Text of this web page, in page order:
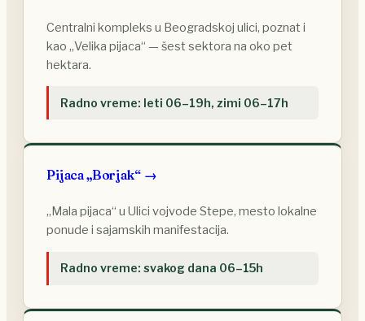
Centralni kompleks u Beogradskoj ulici, poznat i
kao „Velika pijaca“ — šest sektora na oko pet
hektara.
Radno vreme: leti 06–19h, zimi 06–17h
Pijaca „Borjak“
„Mala pijaca“ u Ulici vojvode Stepe, mesto lokalne
ponude i sajamskih manifestacija.
Radno vreme: svakog dana 06–15h